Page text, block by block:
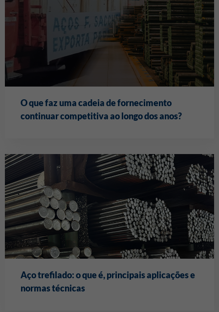
O que faz uma cadeia de fornecimento
continuar competitiva ao longo dos anos?
Aço trefilado: o que é, principais aplicações e
normas técnicas